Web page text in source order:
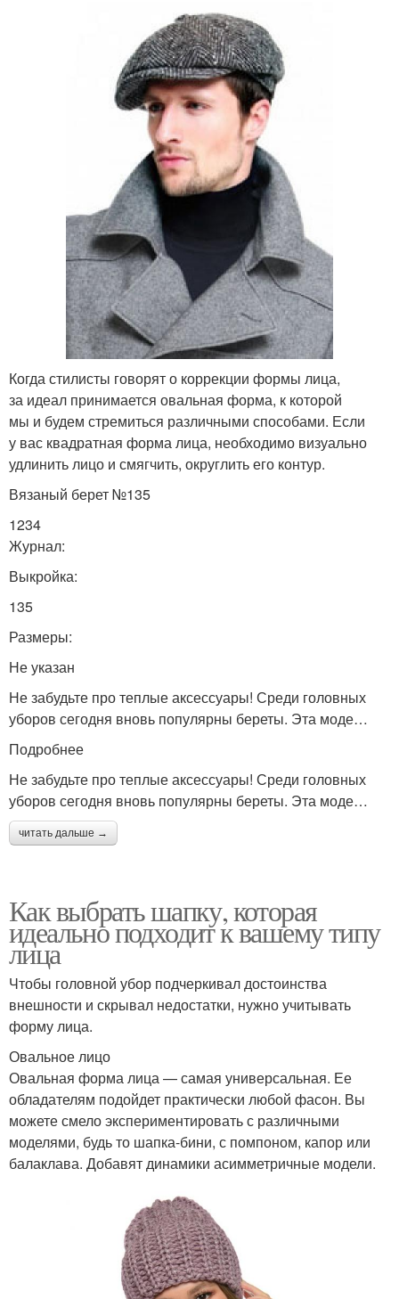
Когда стилисты говорят о коррекции формы лица,
за идеал принимается овальная форма, к которой
мы и будем стремиться различными способами. Если
у вас квадратная форма лица, необходимо визуально
удлинить лицо и смягчить, округлить его контур.
Вязаный берет №135
1234
Журнал:
Выкройка:
135
Размеры:
Не указан
Не забудьте про теплые аксессуары! Среди головных
уборов сегодня вновь популярны береты. Эта моде…
Подробнее
Не забудьте про теплые аксессуары! Среди головных
уборов сегодня вновь популярны береты. Эта моде…
читать дальше →
Как выбрать шапку, которая
идеально подходит к вашему типу
лица
Чтобы головной убор подчеркивал достоинства
внешности и скрывал недостатки, нужно учитывать
форму лица.
Овальное лицо
Овальная форма лица — самая универсальная. Ее
обладателям подойдет практически любой фасон. Вы
можете смело экспериментировать с различными
моделями, будь то шапка-бини, с помпоном, капор или
балаклава. Добавят динамики асимметричные модели.